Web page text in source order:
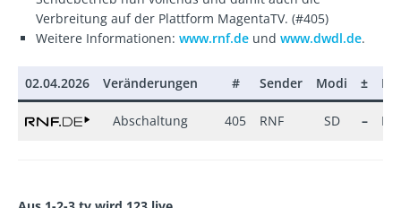
Verbreitung auf der Plattform MagentaTV. (#405)
Weitere Informationen: www.rnf.de und www.dwdl.de.
02.04.2026 Veränderungen # Sender Modi ±
Abschaltung 405 RNF SD –